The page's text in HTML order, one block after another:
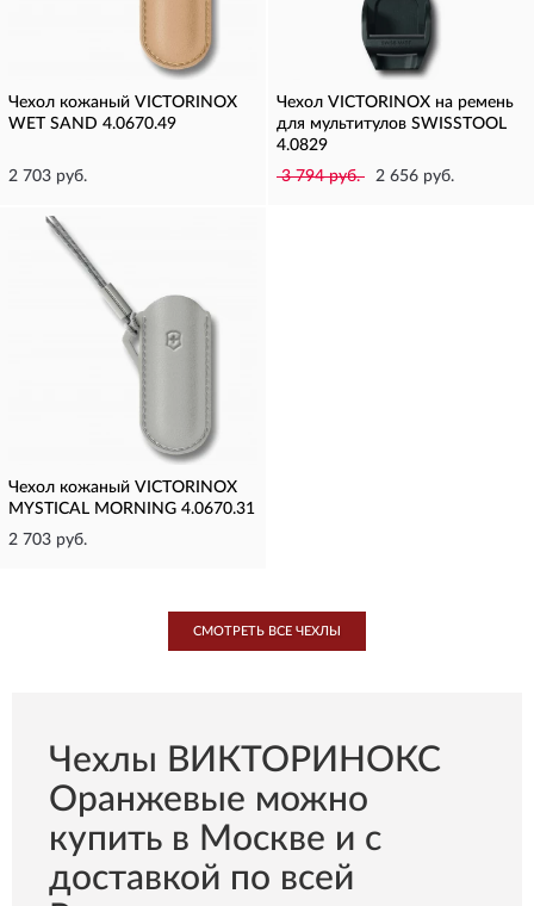
Чехол кожаный VICTORINOX
WET SAND 4.0670.49
2 703 руб.
Чехол VICTORINOX на ремень
для мультитулов SWISSTOOL
4.0829
3 794 руб.
2 656 руб.
Чехол кожаный VICTORINOX
MYSTICAL MORNING 4.0670.31
2 703 руб.
СМОТРЕТЬ ВСЕ ЧЕХЛЫ
Чехлы ВИКТОРИНОКС
Оранжевые можно
купить в Москве и с
доставкой по всей